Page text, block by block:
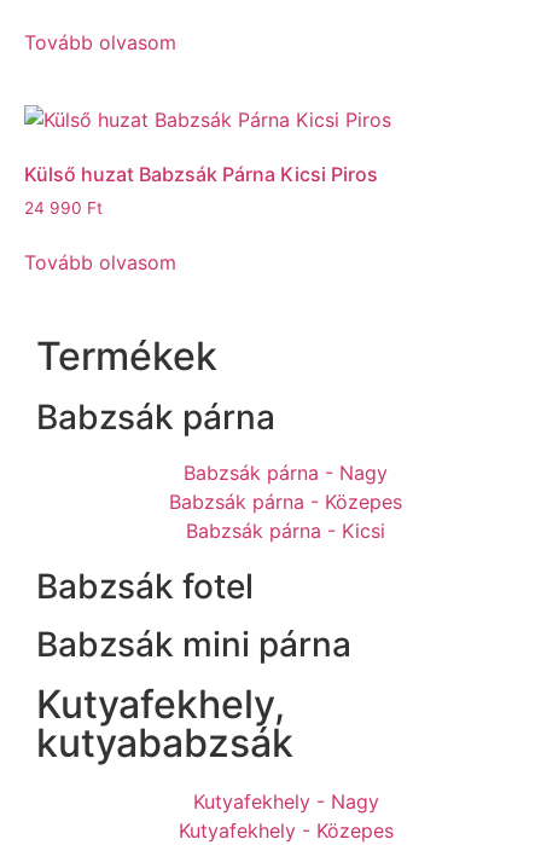
Termékek
Babzsák párna
Babzsák párna - Nagy
Babzsák párna - Közepes
Babzsák párna - Kicsi
Babzsák fotel
Babzsák mini párna
Kutyafekhely,
kutyababzsák
Kutyafekhely - Nagy
Kutyafekhely - Közepes
Tovább olvasom
Külső huzat Babzsák Párna Kicsi Piros
24 990 Ft
Tovább olvasom